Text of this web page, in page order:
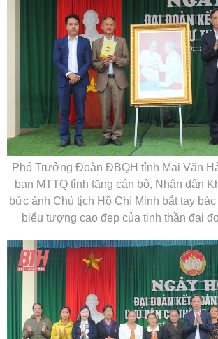
Phó Trưởng Đoàn ĐBQH tỉnh Mai Văn
ban MTTQ tỉnh tặng cán bộ, Nhân dân
bức ảnh Chủ tịch Hồ Chí Minh bắt tay
biểu tượng cao đẹp của tinh thần đại